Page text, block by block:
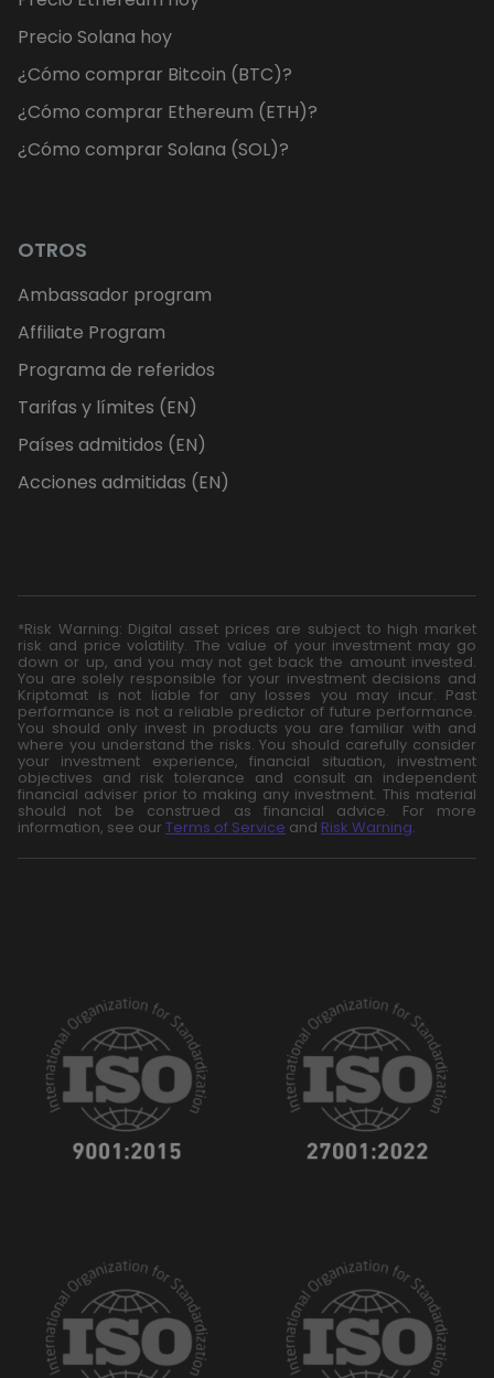
Precio Solana hoy
¿Cómo comprar Bitcoin (BTC)?
¿Cómo comprar Ethereum (ETH)?
¿Cómo comprar Solana (SOL)?
OTROS
Ambassador program
Affiliate Program
Programa de referidos
Tarifas y límites (EN)
Países admitidos (EN)
Acciones admitidas (EN)
*Risk Warning: Digital asset prices are subject to high market
risk and price volatility. The value of your investment may go
down or up, and you may not get back the amount invested.
You are solely responsible for your investment decisions and
Kriptomat is not liable for any losses you may incur. Past
performance is not a reliable predictor of future performance.
You should only invest in products you are familiar with and
where you understand the risks. You should carefully consider
your investment experience, financial situation, investment
objectives and risk tolerance and consult an independent
financial adviser prior to making any investment. This material
should not be construed as financial advice. For more
information, see our Terms of Service and Risk Warning.